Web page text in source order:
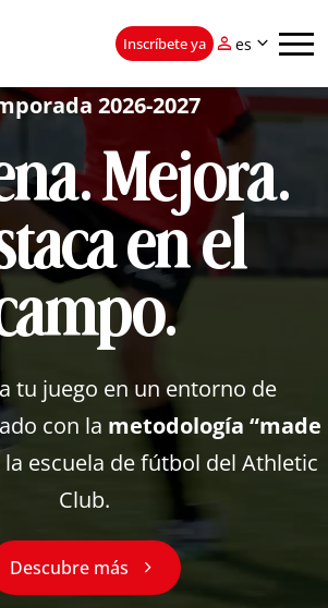
Inscríbete ya  es 
eu

2026-2027
Mejora.
en el
tu juego en un entorno de
con la metodología “made
la escuela de fútbol del Athletic
Club.
Descubre más 